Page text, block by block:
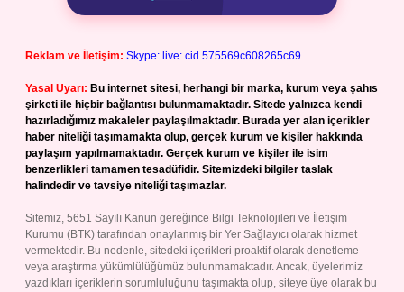
Reklam ve İletişim: Skype: live:.cid.575569c608265c69
Yasal Uyarı: Bu internet sitesi, herhangi bir marka, kurum veya şahıs
şirketi ile hiçbir bağlantısı bulunmamaktadır. Sitede yalnızca kendi
hazırladığımız makaleler paylaşılmaktadır. Burada yer alan içerikler
haber niteliği taşımamakta olup, gerçek kurum ve kişiler hakkında
paylaşım yapılmamaktadır. Gerçek kurum ve kişiler ile isim
benzerlikleri tamamen tesadüfidir. Sitemizdeki bilgiler taslak
halindedir ve tavsiye niteliği taşımazlar.
Sitemiz, 5651 Sayılı Kanun gereğince Bilgi Teknolojileri ve İletişim
Kurumu (BTK) tarafından onaylanmış bir Yer Sağlayıcı olarak hizmet
vermektedir. Bu nedenle, sitedeki içerikleri proaktif olarak denetleme
veya araştırma yükümlülüğümüz bulunmamaktadır. Ancak, üyelerimiz
yazdıkları içeriklerin sorumluluğunu taşımakta olup, siteye üye olarak bu